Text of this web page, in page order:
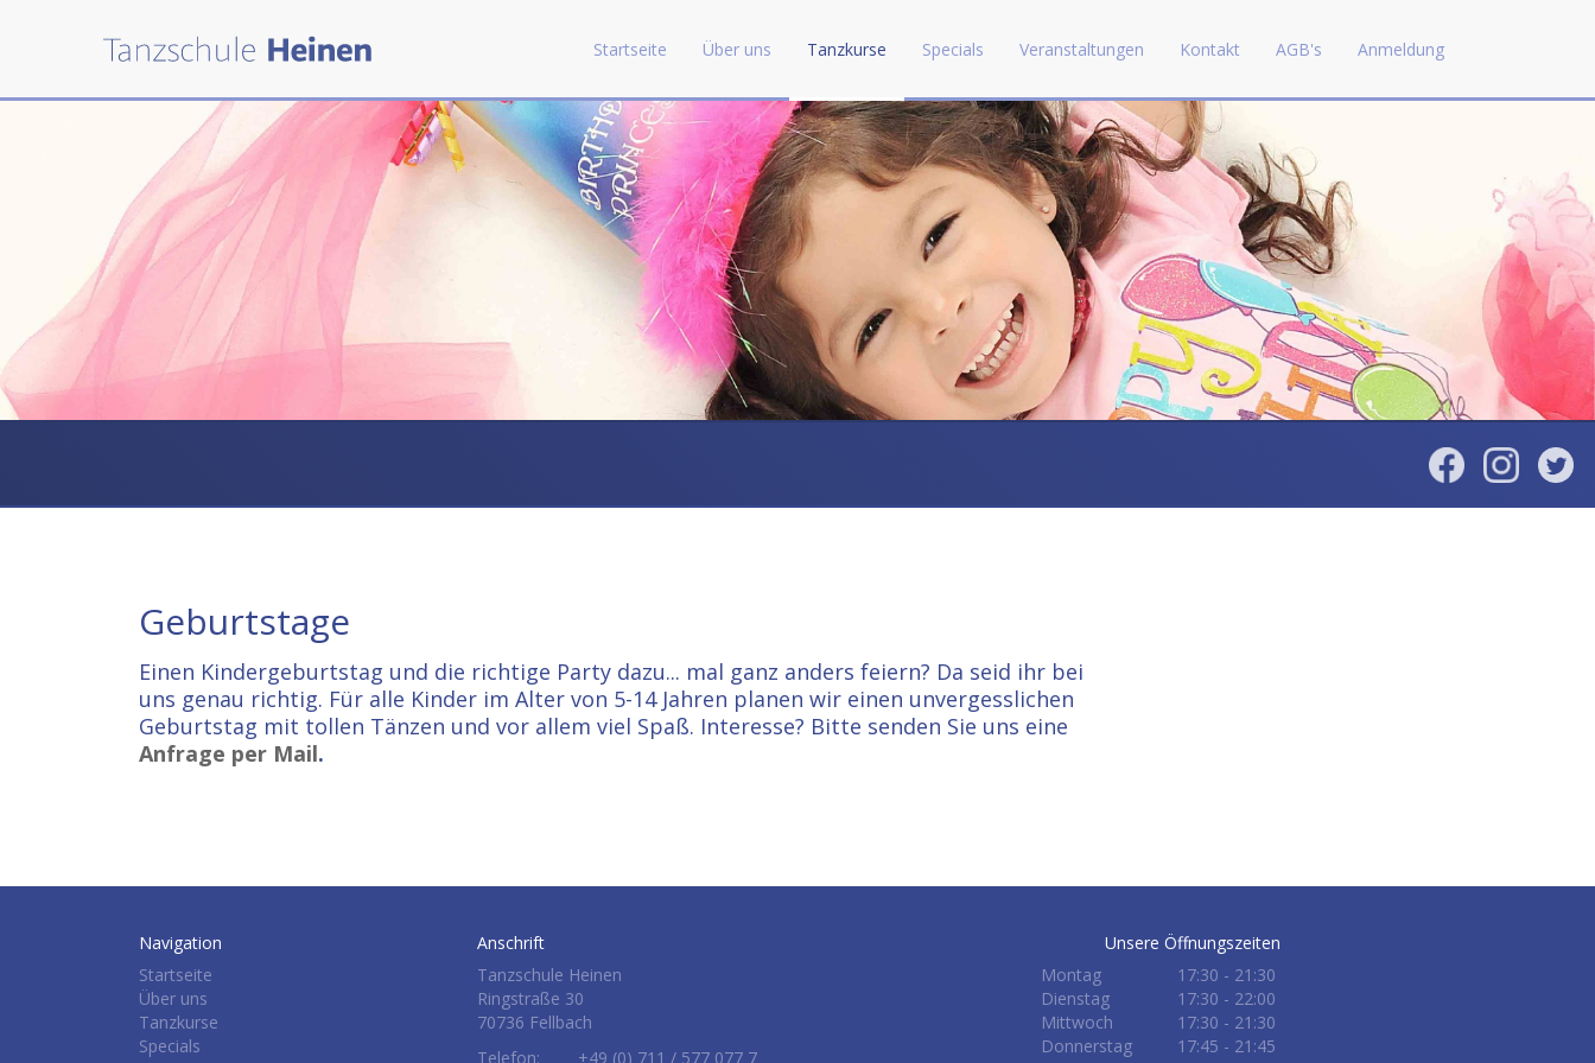
Startseite Über uns Tanzkurse Specials Veranstaltungen Kontakt AGB's Anmeldung
Geburtstage
Einen Kindergeburtstag und die richtige Party dazu... mal ganz anders feiern? Da seid ihr bei
uns genau richtig. Für alle Kinder im Alter von 5-14 Jahren planen wir einen unvergesslichen
Geburtstag mit tollen Tänzen und vor allem viel Spaß. Interesse? Bitte senden Sie uns eine
Anfrage per Mail.
Navigation
Startseite
Über uns
Tanzkurse
Specials
Anschrift
Tanzschule Heinen
Ringstraße 30
70736 Fellbach
Telefon:
+49 (0) 711 / 577 077 7
Unsere Öffnungszeiten
Montag
17:30 - 21:30
Dienstag
17:30 - 22:00
Mittwoch
17:30 - 21:30
Donnerstag
17:45 - 21:45